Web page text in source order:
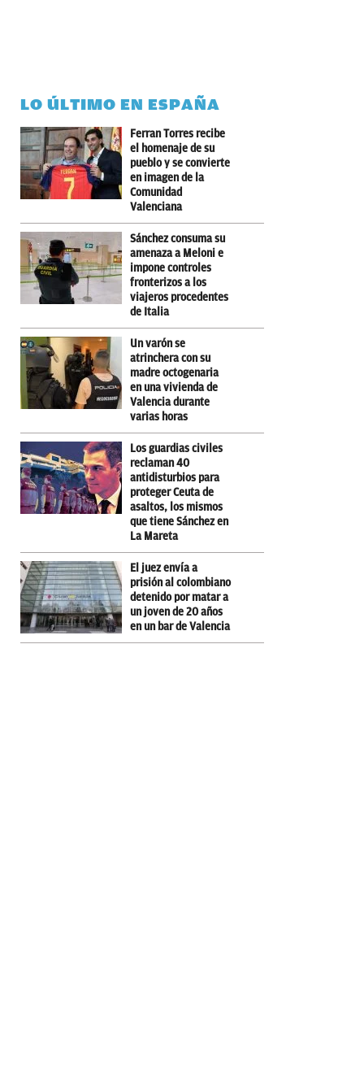
LO ÚLTIMO EN ESPAÑA
Ferran Torres recibe
el homenaje de su
pueblo y se convierte
en imagen de la
Comunidad
Valenciana
Sánchez consuma su
amenaza a Meloni e
impone controles
fronterizos a los
viajeros procedentes
de Italia
Un varón se
atrinchera con su
madre octogenaria
en una vivienda de
Valencia durante
varias horas
Los guardias civiles
reclaman 40
antidisturbios para
proteger Ceuta de
asaltos, los mismos
que tiene Sánchez en
La Mareta
El juez envía a
prisión al colombiano
detenido por matar a
un joven de 20 años
en un bar de Valencia